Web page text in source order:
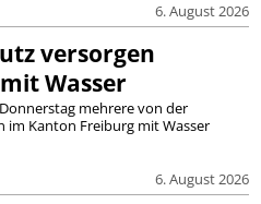
6. August 2026
versorgen
Wasser
6. August 2026
mehrere von der
Kanton Freiburg mit Wasser